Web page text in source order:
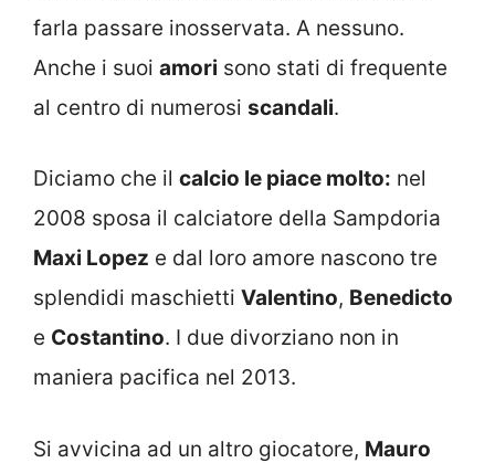
farla passare inosservata. A nessuno.
Anche i suoi amori sono stati di frequente
al centro di numerosi scandali.
Diciamo che il calcio le piace molto: nel
2008 sposa il calciatore della Sampdoria
Maxi Lopez e dal loro amore nascono tre
splendidi maschietti Valentino, Benedicto
e Costantino. I due divorziano non in
maniera pacifica nel 2013.
Si avvicina ad un altro giocatore, Mauro